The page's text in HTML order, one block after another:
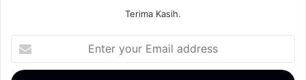
Terima Kasih.